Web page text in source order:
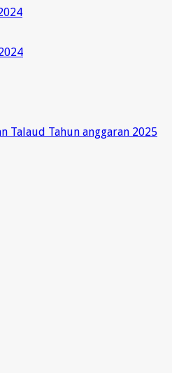
Talaud Tahun anggaran 2025